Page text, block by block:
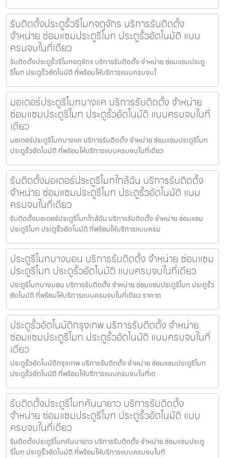
รับติดตั้งประตูรั้วรีโมทจตุจักร บริการรับติดตั้ง
จำหน่าย ซ่อมแซมประตูรีโมท ประตูรั้วอัตโนมัติ แบบ
ครบจบในที่เดียว
รับติดตั้งประตูรั้วรีโมทจตุจักร บริการรับติดตั้ง จำหน่าย ซ่อมแซมประตู
รีโมท ประตูรั้วอัตโนมัติ ที่พร้อมให้บริการแบบครบจบใ
มอเตอร์ประตูรีโมทบางแค บริการรับติดตั้ง จำหน่าย
ซ่อมแซมประตูรีโมท ประตูรั้วอัตโนมัติ แบบครบจบในที่
เดียว
มอเตอร์ประตูรีโมทบางแค บริการรับติดตั้ง จำหน่าย ซ่อมแซมประตูรีโมท
ประตูรั้วอัตโนมัติ ที่พร้อมให้บริการแบบครบจบในที่เดียว
รับติดตั้งมอเตอร์ประตูรีโมทใกล้ฉัน บริการรับติดตั้ง
จำหน่าย ซ่อมแซมประตูรีโมท ประตูรั้วอัตโนมัติ แบบ
ครบจบในที่เดียว
รับติดตั้งมอเตอร์ประตูรีโมทใกล้ฉัน บริการรับติดตั้ง จำหน่าย ซ่อมแซม
ประตูรีโมท ประตูรั้วอัตโนมัติ ที่พร้อมให้บริการแบบครบ
ประตูรีโมทบางบอน บริการรับติดตั้ง จำหน่าย ซ่อมแซม
ประตูรีโมท ประตูรั้วอัตโนมัติ แบบครบจบในที่เดียว
ประตูรีโมทบางบอน บริการรับติดตั้ง จำหน่าย ซ่อมแซมประตูรีโมท ประตูรั้ว
อัตโนมัติ ที่พร้อมให้บริการแบบครบจบในที่เดียว ราคาถ
ประตูรั้วอัตโนมัติกรุงเทพ บริการรับติดตั้ง จำหน่าย
ซ่อมแซมประตูรีโมท ประตูรั้วอัตโนมัติ แบบครบจบในที่
เดียว
ประตูรั้วอัตโนมัติกรุงเทพ บริการรับติดตั้ง จำหน่าย ซ่อมแซมประตูรีโมท
ประตูรั้วอัตโนมัติ ที่พร้อมให้บริการแบบครบจบในที่เด
รับติดตั้งประตูรีโมทคันนายาว บริการรับติดตั้ง
จำหน่าย ซ่อมแซมประตูรีโมท ประตูรั้วอัตโนมัติ แบบ
ครบจบในที่เดียว
รับติดตั้งประตูรีโมทคันนายาว บริการรับติดตั้ง จำหน่าย ซ่อมแซมประตู
รีโมท ประตูรั้วอัตโนมัติ ที่พร้อมให้บริการแบบครบจบในที